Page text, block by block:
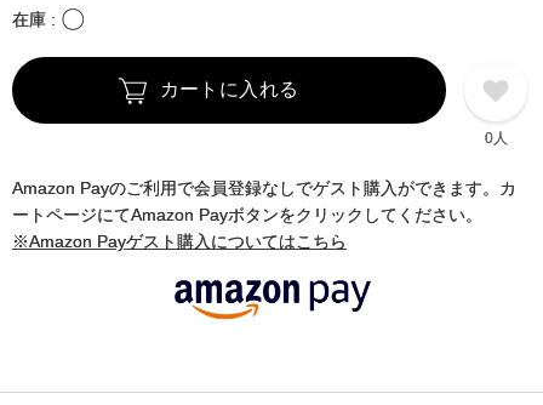
在庫 〇
カートに入れる
0人
Amazon Payのご利用で会員登録なしでゲスト購入ができます。カ
ートページにてAmazon Payボタンをクリックしてください。
※Amazon Payゲスト購入についてはこちら